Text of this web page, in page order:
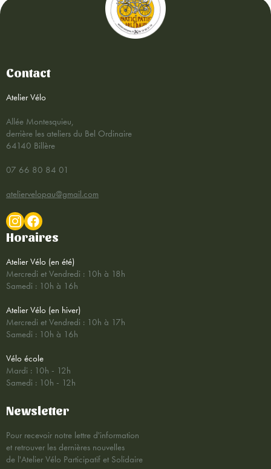
Contact
Atelier Vélo
Allée Montesquieu,
derrière les ateliers du Bel Ordinaire
64140 Billère
07 66 80 84 01
ateliervelopau@gmail.com
Horaires
Atelier Vélo (en été)
Mercredi et Vendredi : 10h à 18h
Samedi : 10h à 16h
Atelier Vélo (en hiver)
Mercredi et Vendredi : 10h à 17h
Samedi : 10h à 16h
Vélo école
Mardi : 10h - 12h
Samedi : 10h - 12h
Newsletter
Pour recevoir notre lettre d'information
et retrouver les dernières nouvelles
de l'Atelier Vélo Participatif et Solidaire